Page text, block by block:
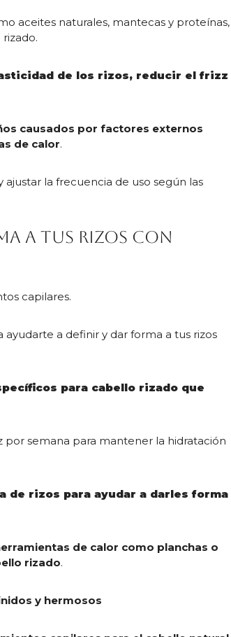
aceites naturales, mantecas y proteínas,
de los rizos, reducir el frizz
causados por factores externos
de calor.
la frecuencia de uso según las
a tus rizos con
capilares.
a definir y dar forma a tus rizos
para cabello rizado que
por semana para mantener la hidratación
de rizos para ayudar a darles forma
de calor como planchas o
rizado.
y hermosos